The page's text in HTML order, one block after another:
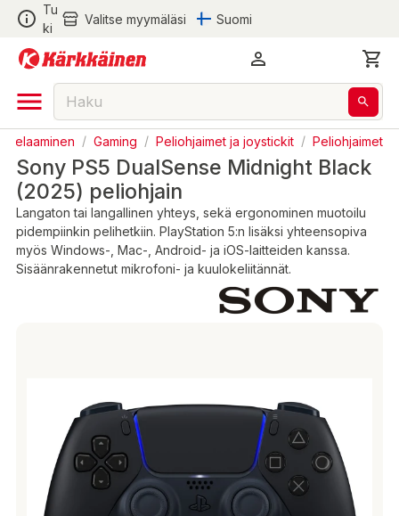
Tu
ki
Valitse myymäläsi Suomi
Pelaaminen / Gaming / Peliohjaimet ja joystickit / Peliohjaimet
Sony PS5 DualSense Midnight Black
(2025) peliohjain
Langaton tai langallinen yhteys, sekä ergonominen muotoilu
pidempiinkin pelihetkiin. PlayStation 5:n lisäksi yhteensopiva
myös Windows-, Mac-, Android- ja iOS-laitteiden kanssa.
Sisäänrakennetut mikrofoni- ja kuulokeliitännät.